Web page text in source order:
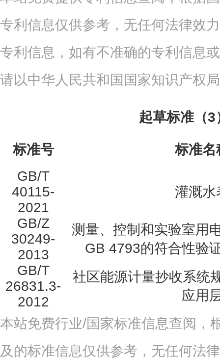
专利信息仅供参考，无任何法律效
专利信息，如有不准确的专利信息
请以中华人民共和国国家知识产权
起草标准（3
标准号
标准名
GB/T
40115-
2021
灌溉水
GB/Z
30249-
2013
测量、控制和实验室用
GB 4793的符合性验
GB/T
26831.3-
2012
社区能源计量抄收系统
应用
本站免费行业/国家标准信息查阅，
及的标准信息仅供参考，无任何法